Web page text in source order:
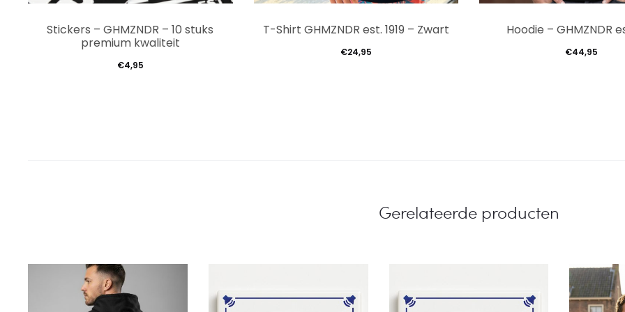
Stickers – GHMZNDR – 10 stuks
premium kwaliteit
€4,95
gekozen
worden
productpagina
T-Shirt GHMZNDR est. 1919 – Zwart
€24,95
Hoodie – GHMZNDR
€44,95
Gerelateerde producten